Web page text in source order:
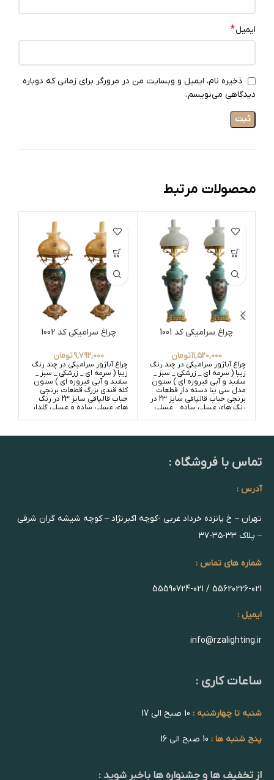
ایمیل*
ذخیره نام، ایمیل و وبسایت من در مرورگر برای زمانی که دوباره
دیدگاهی می‌نویسم.
محصولات مرتبط
چراغ سرامیکی کد 1001
11,520,000تومان
چراغ آباژور سرامیکی در چند رنگ
زیبا ( سرمه ای _ زرشکی _ سبز _
سفید و آبی فیروزه ای ) ستون
مدل سی ینا دسته دار قطعات
برنجی حباب قالپاقی سایز 23 در
رنگ های عسلی ساده _ عسلی
چراغ سرامیکی کد 1002
9,792,000تومان
چراغ آباژور سرامیکی در چند رنگ
زیبا ( سرمه ای _ زرشکی _ سبز _
سفید و آبی فیروزه ای ) ستون
کله قندی بزرگ قطعات برنجی
حباب قالپاقی سایز 23 در رنگ
های عسلی ساده و عسلی گلدار
تماس با فروشگاه :
آدرس :
تهران – خ پانزده خرداد غربی -کوچه اکبرنژاد – کوچه شیشه گران شرقی
– پلاک ۳۳-۳۵-۳۷
شماره های تماس :
55620226-021 / 55590724-021
ایمیل :
info@rzalighting.ir
ساعات کاری :
شنبه تا چهارشنبه :
پنج شنبه ها :
از تخفیف ها و جشنواره ها باخبر شوید :